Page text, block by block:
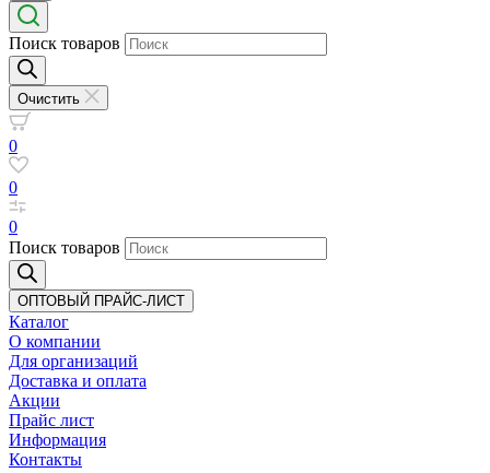
Поиск товаров
Очистить
0
0
0
Поиск товаров
ОПТОВЫЙ ПРАЙС-ЛИСТ
Каталог
О компании
Для организаций
Доставка и оплата
Акции
Прайс лист
Информация
Контакты